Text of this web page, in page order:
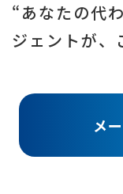
“あなたの代
ジェントが、
メ